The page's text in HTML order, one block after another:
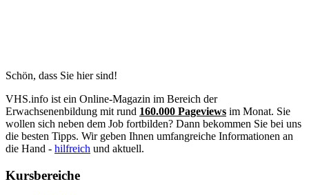
Schön, dass Sie hier sind!
VHS.info ist ein Online-Magazin im Bereich der
Erwachsenenbildung mit rund 160.000 Pageviews im Monat. Sie
wollen sich neben dem Job fortbilden? Dann bekommen Sie bei uns
die besten Tipps. Wir geben Ihnen umfangreiche Informationen an
die Hand - hilfreich und aktuell.
Kursbereiche